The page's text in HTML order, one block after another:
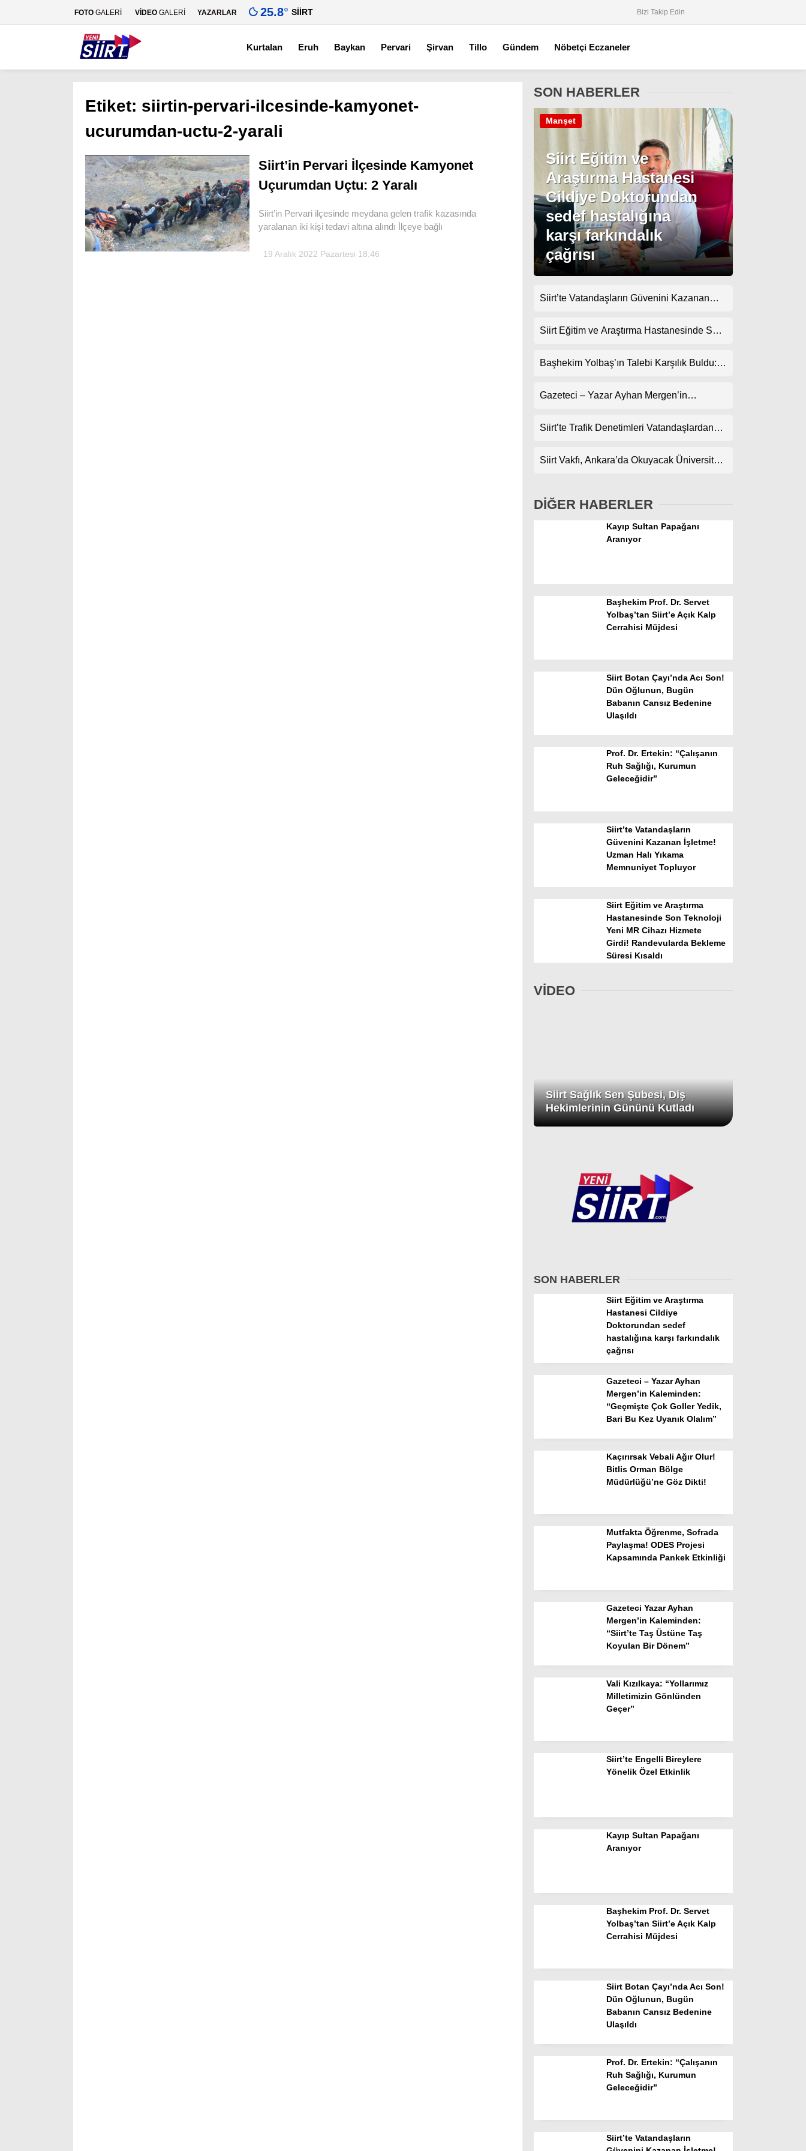
Gündem
Dünya
Spor
Facebook
FOTO GALERİ VİDEO GALERİ YAZARLAR 25.8° SIIRT Bizi Takip Edin
Kurtalan Eruh Baykan Pervari Şirvan Tillo Gündem Nöbetçi Eczaneler
Etiket: siirtin-pervari-ilcesinde-kamyonet-
ucurumdan-uctu-2-yarali
Siirt’in Pervari İlçesinde Kamyonet
Uçurumdan Uçtu: 2 Yaralı
Siirt’in Pervari ilçesinde meydana gelen trafik kazasında
yaralanan iki kişi tedavi altına alındı İlçeye bağlı
19 Aralık 2022 Pazartesi 18:46
SON HABERLER
Siirt Eğitim ve
Araştırma Hastanesi
Cildiye Doktorundan
sedef hastalığına
karşı farkındalık
çağrısı
Manşet
Siirt’te Vatandaşların Güvenini Kazanan
Topluyor
Siirt Eğitim ve Araştırma Hastanesinde Son
Randevularda Bekleme Süresi Kısaldı
Başhekim Yolbaş’ın Talebi Karşılık Buldu:
Gazeteci – Yazar Ayhan Mergen’in
Kuralları”
Siirt’te Trafik Denetimleri Vatandaşlardan
Siirt Vakfı, Ankara’da Okuyacak Üniversite
DİĞER HABERLER
Kayıp Sultan Papağanı
Aranıyor
Başhekim Prof. Dr. Servet
Yolbaş’tan Siirt’e Açık Kalp
Cerrahisi Müjdesi
Siirt Botan Çayı’nda Acı Son!
Dün Oğlunun, Bugün
Babanın Cansız Bedenine
Ulaşıldı
Prof. Dr. Ertekin: “Çalışanın
Ruh Sağlığı, Kurumun
Geleceğidir”
Siirt’te Vatandaşların
Güvenini Kazanan İşletme!
Uzman Halı Yıkama
Memnuniyet Topluyor
Siirt Eğitim ve Araştırma
Hastanesinde Son Teknoloji
Yeni MR Cihazı Hizmete
Girdi! Randevularda Bekleme
Süresi Kısaldı
VİDEO
Siirt Sağlık Sen Şubesi, Diş
Hekimlerinin Gününü Kutladı
SON HABERLER
Siirt Eğitim ve Araştırma
Hastanesi Cildiye
Doktorundan sedef
hastalığına karşı farkındalık
çağrısı
Gazeteci – Yazar Ayhan
Mergen’in Kaleminden:
“Geçmişte Çok Goller Yedik,
Bari Bu Kez Uyanık Olalım”
Kaçırırsak Vebali Ağır Olur!
Bitlis Orman Bölge
Müdürlüğü’ne Göz Dikti!
Mutfakta Öğrenme, Sofrada
Paylaşma! ODES Projesi
Kapsamında Pankek Etkinliği
Gazeteci Yazar Ayhan
Mergen’in Kaleminden:
“Siirt’te Taş Üstüne Taş
Koyulan Bir Dönem”
Vali Kızılkaya: “Yollarımız
Milletimizin Gönlünden
Geçer”
Siirt’te Engelli Bireylere
Yönelik Özel Etkinlik
Kayıp Sultan Papağanı
Aranıyor
Başhekim Prof. Dr. Servet
Yolbaş’tan Siirt’e Açık Kalp
Cerrahisi Müjdesi
Siirt Botan Çayı’nda Acı Son!
Dün Oğlunun, Bugün
Babanın Cansız Bedenine
Ulaşıldı
Prof. Dr. Ertekin: “Çalışanın
Ruh Sağlığı, Kurumun
Geleceğidir”
Siirt’te Vatandaşların